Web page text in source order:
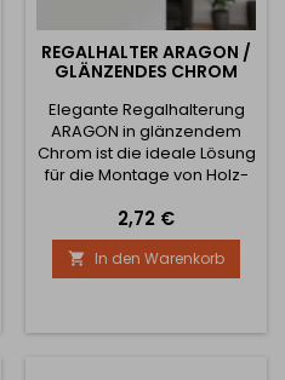
REGALHALTER ARAGON /
GLÄNZENDES CHROM
Elegante Regalhalterung
ARAGON in glänzendem
Chrom ist die ideale Lösung
für die Montage von Holz-
sichtbare Halterungen.
Dank seines abgerundeten
Designs wirkt er modern
und unauffällig und lässt
Geltung kommen. Der
Preis
2,72 €
 In den Warenkorb